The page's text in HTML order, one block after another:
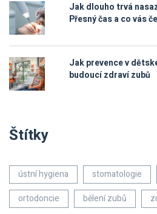
Jak dlouho trvá
Přesný čas a co vás
Jak prevence v
budoucí zdraví zubů
Štítky
ústní hygiena stomatologie
ortodoncie
bělení zubů